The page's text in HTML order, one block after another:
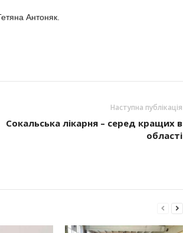
Антоняк.
Наступна публікація
Сокальська лікарня – серед кращих в
області